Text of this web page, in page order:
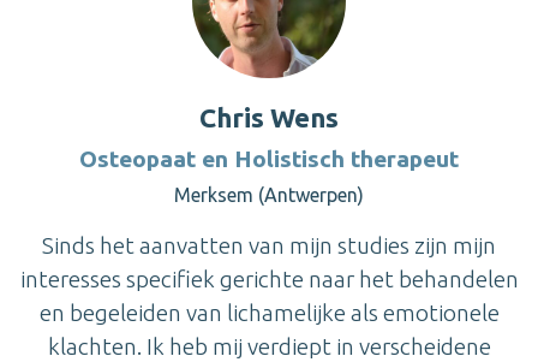
Chris Wens
Osteopaat en Holistisch therapeut
Merksem (Antwerpen)
Sinds het aanvatten van mijn studies zijn mijn
interesses specifiek gerichte naar het behandelen
en begeleiden van lichamelijke als emotionele
klachten. Ik heb mij verdiept in verscheidene